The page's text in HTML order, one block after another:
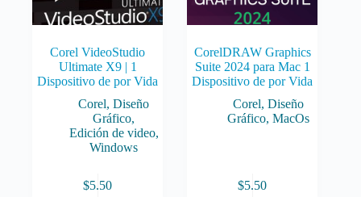
Corel VideoStudio
Ultimate X9 | 1
Dispositivo de por Vida
Corel,Diseño
Gráfico,
Edición de video,
Windows
$5.50
CorelDRAW Graphics
Suite 2024 para Mac 1
Dispositivo de por Vida
Corel,Diseño
Gráfico,MacOs
$5.50